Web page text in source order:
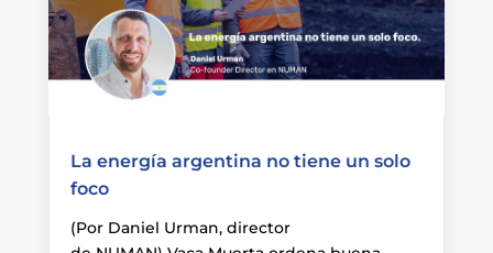
La energía argentina no tiene un solo
foco
(Por Daniel Urman, director